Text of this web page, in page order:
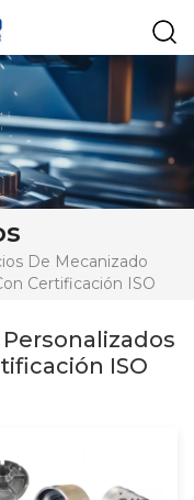
De Mecanizado
Certificación ISO
ISO